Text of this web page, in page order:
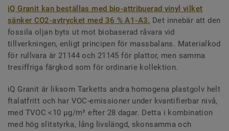
iQ Granit kan beställas med bio-attribuerad vinyl vilket
sänker CO2-avtrycket med 36 % A1-A3. Det innebär att den
fossila oljan byts ut mot biobaserad råvara vid
tillverkningen, enligt principen för massbalans. Materialkod
för rullvara är 21144 och 21145 för plattor, men samma
tresiffriga färgkod som för ordinarie kollektion.
iQ Granit är liksom Tarketts andra homogena plastgolv helt
ftalatfritt och har VOC-emissioner under kvantifierbar nivå,
med TVOC <10 µg/m³ efter 28 dagar. Detta i kombination
med hög slitstyrka, lång livslängd, skonsamma och